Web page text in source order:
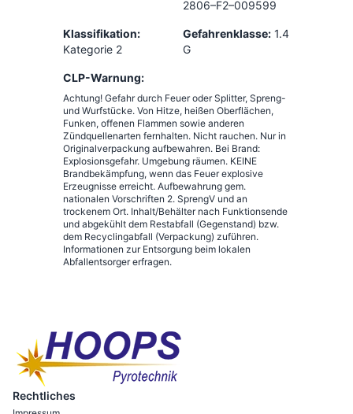
2806–F2–009599
Klassifikation:
Kategorie 2
Gefahrenklasse: 1.4
G
CLP-Warnung:
Achtung! Gefahr durch Feuer oder Splitter, Spreng-
und Wurfstücke. Von Hitze, heißen Oberflächen,
Funken, offenen Flammen sowie anderen
Zündquellenarten fernhalten. Nicht rauchen. Nur in
Originalverpackung aufbewahren. Bei Brand:
Explosionsgefahr. Umgebung räumen. KEINE
Brandbekämpfung, wenn das Feuer explosive
Erzeugnisse erreicht. Aufbewahrung gem.
nationalen Vorschriften 2. SprengV und an
trockenem Ort. Inhalt/Behälter nach Funktionsende
und abgekühlt dem Restabfall (Gegenstand) bzw.
dem Recyclingabfall (Verpackung) zuführen.
Informationen zur Entsorgung beim lokalen
Abfallentsorger erfragen.
Rechtliches